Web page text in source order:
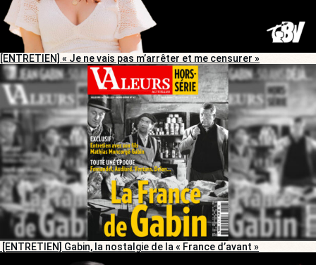
[ENTRETIEN] « Je ne vais pas m’arrêter et me censurer »
[ENTRETIEN] Gabin, la nostalgie de la « France d’avant »